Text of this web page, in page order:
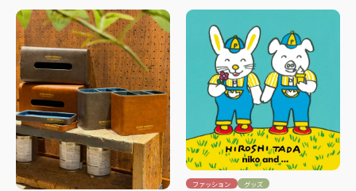
ファッション グッズ